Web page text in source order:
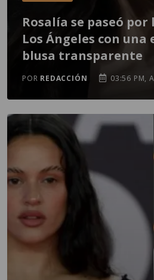
Rosalía se paseó por
Los Ángeles con una
blusa transparente
POR REDACCIÓN 03:56 PM,